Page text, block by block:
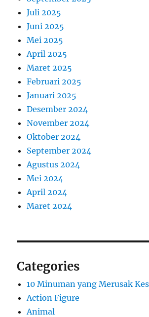
Juli 2025
Juni 2025
Mei 2025
April 2025
Maret 2025
Februari 2025
Januari 2025
Desember 2024
November 2024
Oktober 2024
September 2024
Agustus 2024
Mei 2024
April 2024
Maret 2024
Categories
10 Minuman yang Merusak
Action Figure
Animal